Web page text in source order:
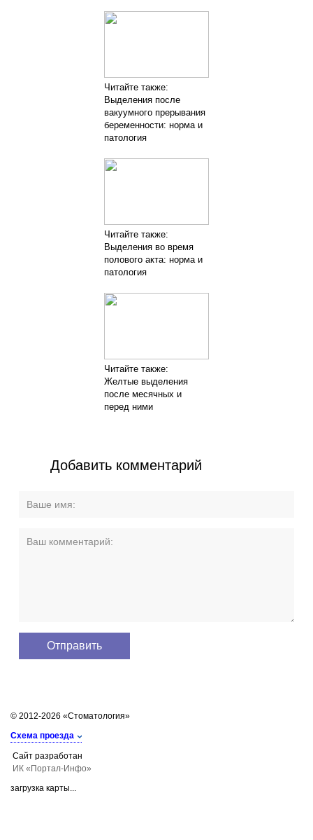
Читайте также:
Выделения после
вакуумного прерывания
беременности: норма и
патология
Читайте также:
Выделения во время
полового акта: норма и
патология
Читайте также:
Желтые выделения
после месячных и
перед ними
Добавить комментарий
© 2012-2026 «Стоматология»
Схема проезда
Сайт разработан
ИК «Портал-Инфо»
загрузка карты...